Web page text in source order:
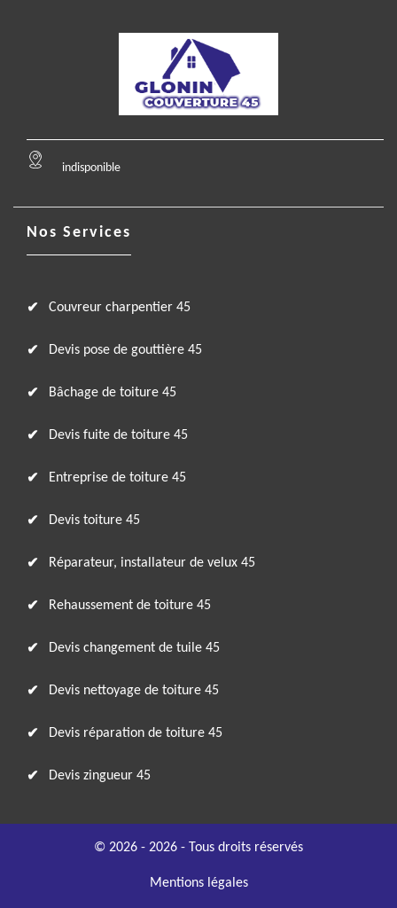
indisponible
Nos Services
Couvreur charpentier 45
Devis pose de gouttière 45
Bâchage de toiture 45
Devis fuite de toiture 45
Entreprise de toiture 45
Devis toiture 45
Réparateur, installateur de velux 45
Rehaussement de toiture 45
Devis changement de tuile 45
Devis nettoyage de toiture 45
Devis réparation de toiture 45
Devis zingueur 45
© 2026 - 2026 - Tous droits réservés
Mentions légales